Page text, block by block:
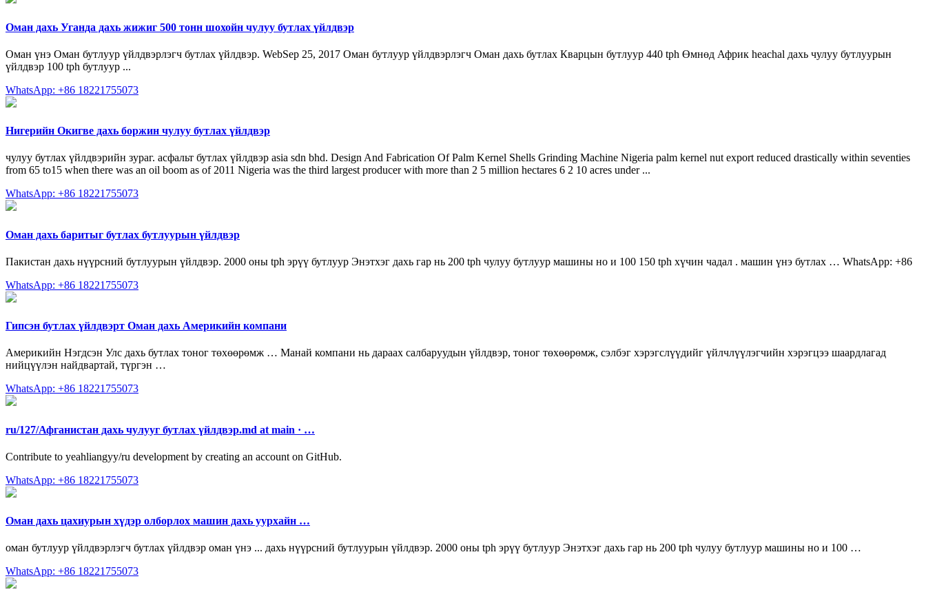
Оман дахь Уганда дахь жижиг 500 тонн шохойн чулуу бутлах үйлдвэр
Оман үнэ Оман бутлуур үйлдвэрлэгч бутлах үйлдвэр. WebSep 25, 2017 Оман бутлуур үйлдвэрлэгч Оман дахь бутлах Кварцын бутлуур 440 tph Өмнөд Африк heachal дахь чулуу бутлуурын
үйлдвэр 100 tph бутлуур ...
WhatsApp: +86 18221755073
Нигерийн Окигве дахь боржин чулуу бутлах үйлдвэр
чулуу бутлах үйлдвэрийн зураг. асфальт бутлах үйлдвэр asia sdn bhd. Design And Fabrication Of Palm Kernel Shells Grinding Machine Nigeria palm kernel nut export reduced drastically within seventies
from 65 to15 when there was an oil boom as of 2011 Nigeria was the third largest producer with more than 2 5 million hectares 6 2 10 acres under ...
WhatsApp: +86 18221755073
Оман дахь баритыг бутлах бутлуурын үйлдвэр
Пакистан дахь нүүрсний бутлуурын үйлдвэр. 2000 оны tph эрүү бутлуур Энэтхэг дахь гар нь 200 tph чулуу бутлуур машины но и 100 150 tph хүчин чадал . машин үнэ бутлах … WhatsApp: +86
WhatsApp: +86 18221755073
Гипсэн бутлах үйлдвэрт Оман дахь Америкийн компани
Америкийн Нэгдсэн Улс дахь бутлах тоног төхөөрөмж … Манай компани нь дараах салбаруудын үйлдвэр, тоног төхөөрөмж, сэлбэг хэрэгслүүдийг үйлчлүүлэгчийн хэрэгцээ шаардлагад
нийцүүлэн найдвартай, түргэн …
WhatsApp: +86 18221755073
ru/127/Афганистан дахь чулууг бутлах үйлдвэр.md at main · …
Contribute to yeahliangyy/ru development by creating an account on GitHub.
WhatsApp: +86 18221755073
Оман дахь цахиурын хүдэр олборлох машин дахь уурхайн …
оман бутлуур үйлдвэрлэгч бутлах үйлдвэр оман үнэ ... дахь нүүрсний бутлуурын үйлдвэр. 2000 оны tph эрүү бутлуур Энэтхэг дахь гар нь 200 tph чулуу бутлуур машины но и 100 …
WhatsApp: +86 18221755073